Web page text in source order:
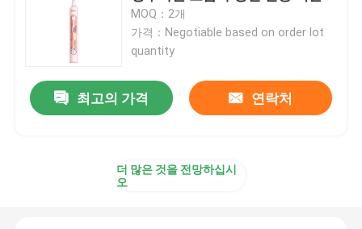
재충전이 가능한 전동 치솔
성인 전동 치솔
MOQ：2개
가격：Negotiable based on order lot
quantity
최고의 가격 연락처
더 많은 것을 전망하십시
오